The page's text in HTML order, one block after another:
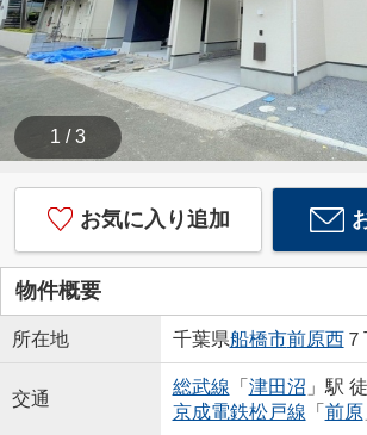
1 / 3
お気に入り追加
物件概要
所在地 千葉県船橋市前原西７
交通
総武線 「 津田沼 」駅
京成電鉄松戸線 「 前原